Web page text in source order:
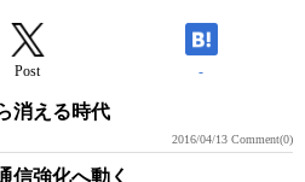
Post -
消える時代
2016/04/13 Comment(0)
強化へ動く